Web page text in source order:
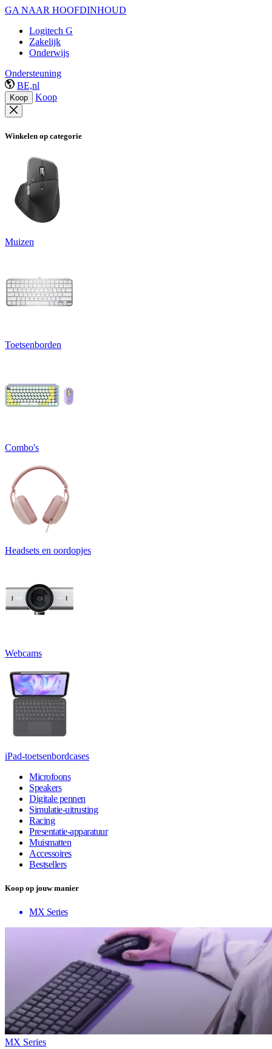
GA NAAR HOOFDINHOUD
Logitech G
Zakelijk
Onderwijs
Ondersteuning
BE,nl
Koop Koop
Winkelen op categorie
Muizen
Toetsenborden
Combo's
Headsets en oordopjes
Webcams
iPad-toetsenbordcases
Microfoons
Speakers
Digitale pennen
Simulatie-uitrusting
Racing
Presentatie-apparatuur
Muismatten
Accessoires
Bestsellers
Koop op jouw manier
MX Series
MX Series